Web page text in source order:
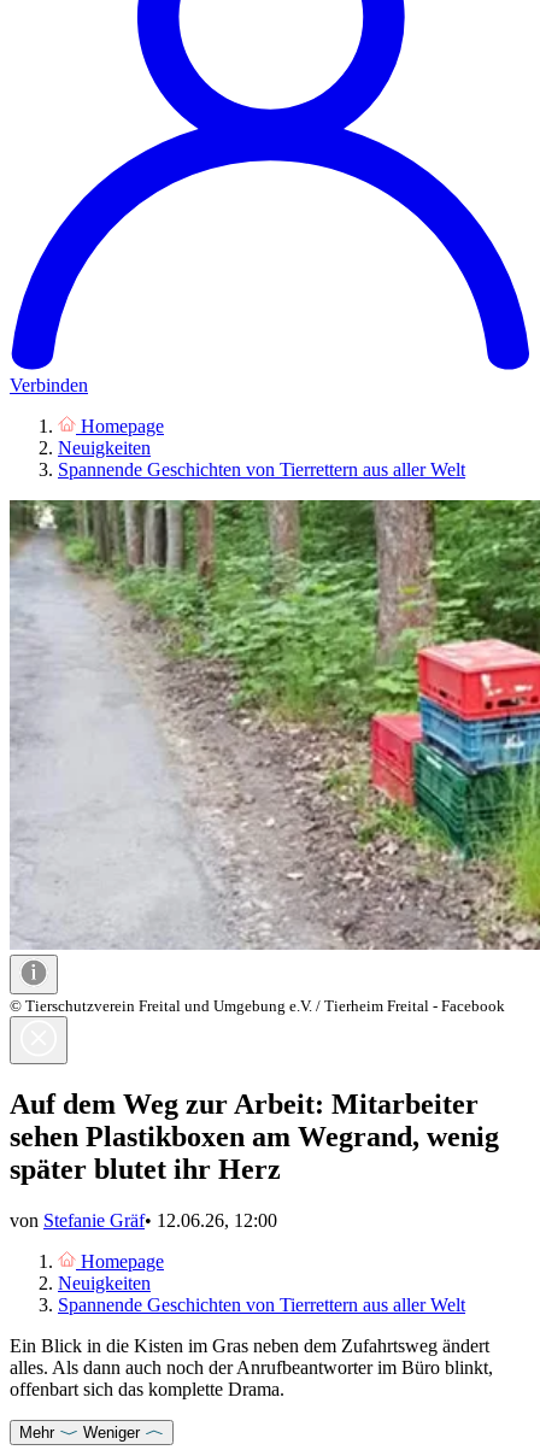
Verbinden
Homepage
Neuigkeiten
Spannende Geschichten von Tierrettern aus aller Welt
© Tierschutzverein Freital und Umgebung e.V. / Tierheim Freital - Facebook
Auf dem Weg zur Arbeit: Mitarbeiter
sehen Plastikboxen am Wegrand, wenig
später blutet ihr Herz
von Stefanie Gräf• 12.06.26, 12:00
Homepage
Neuigkeiten
Spannende Geschichten von Tierrettern aus aller Welt
Ein Blick in die Kisten im Gras neben dem Zufahrtsweg ändert
alles. Als dann auch noch der Anrufbeantworter im Büro blinkt,
offenbart sich das komplette Drama.
Mehr Weniger